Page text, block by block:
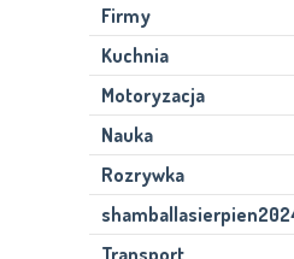
Firmy
Kuchnia
Motoryzacja
Nauka
Rozrywka